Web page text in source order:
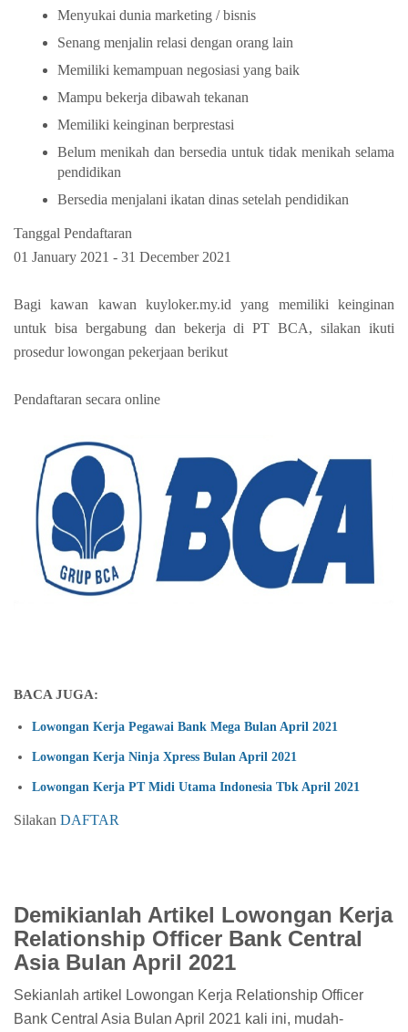
Menyukai dunia marketing / bisnis
Senang menjalin relasi dengan orang lain
Memiliki kemampuan negosiasi yang baik
Mampu bekerja dibawah tekanan
Memiliki keinginan berprestasi
Belum menikah dan bersedia untuk tidak menikah selama
pendidikan
Bersedia menjalani ikatan dinas setelah pendidikan
Tanggal Pendaftaran
01 January 2021 - 31 December 2021
Bagi kawan kawan kuyloker.my.id yang memiliki keinginan
untuk bisa bergabung dan bekerja di PT BCA, silakan ikuti
prosedur lowongan pekerjaan berikut
Pendaftaran secara online
BACA JUGA:
Lowongan Kerja Pegawai Bank Mega Bulan April 2021
Lowongan Kerja Ninja Xpress Bulan April 2021
Lowongan Kerja PT Midi Utama Indonesia Tbk April 2021
Silakan DAFTAR
Demikianlah Artikel Lowongan Kerja
Relationship Officer Bank Central
Asia Bulan April 2021
Sekianlah artikel Lowongan Kerja Relationship Officer
Bank Central Asia Bulan April 2021 kali ini, mudah-